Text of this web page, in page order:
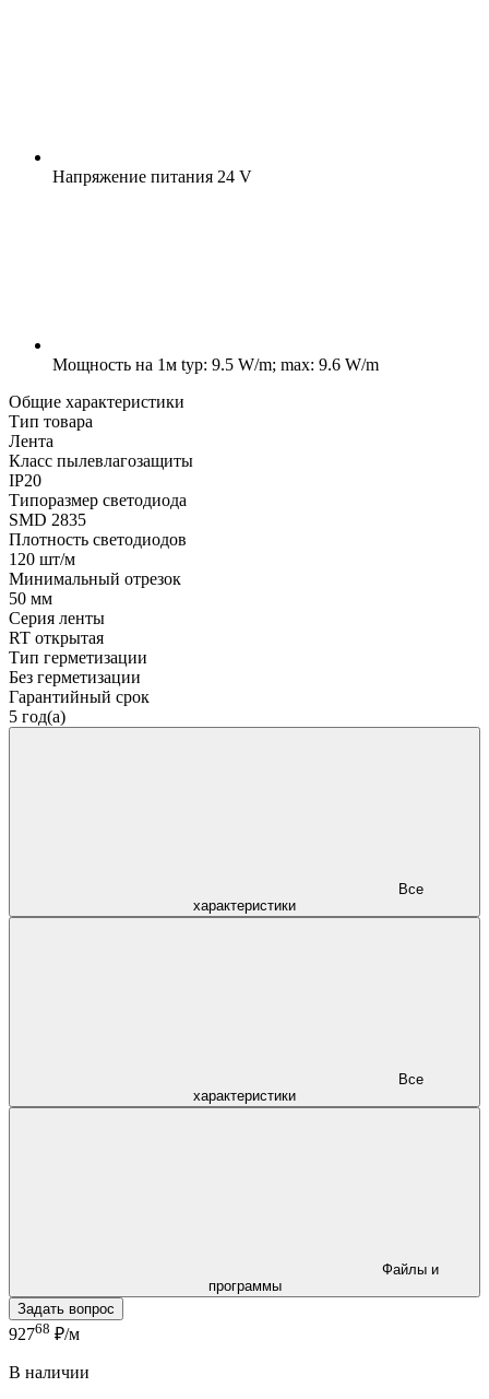
Напряжение питания 24 V
Мощность на 1м typ: 9.5 W/m; max: 9.6 W/m
Общие характеристики
Тип товара
Лента
Класс пылевлагозащиты
IP20
Типоразмер светодиода
SMD 2835
Плотность светодиодов
120 шт/м
Минимальный отрезок
50 мм
Серия ленты
RT открытая
Тип герметизации
Без герметизации
Гарантийный срок
5 год(а)
характеристики
характеристики
программы
Задать вопрос
92768 ₽/м
В наличии